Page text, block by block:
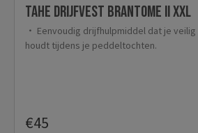
TAHE Drijfvest Brantome II XXL
Eenvoudig drijfhulpmiddel dat je
houdt tijdens je peddeltochten.
€45